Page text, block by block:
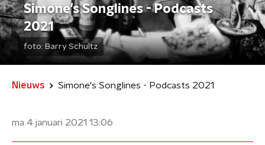
Simone's Songlines - Podcasts
2021
foto: Barry Schultz
Nieuws Simone's Songlines - Podcasts 2021
ma 4 januari 2021 13:06